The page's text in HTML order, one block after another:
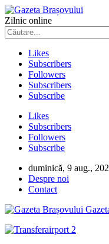
Zilnic online
Likes
Subscribers
Followers
Subscribers
Subscribe
Likes
Subscribers
Followers
Subscribe
duminică, 9 aug.,
Despre noi
Contact